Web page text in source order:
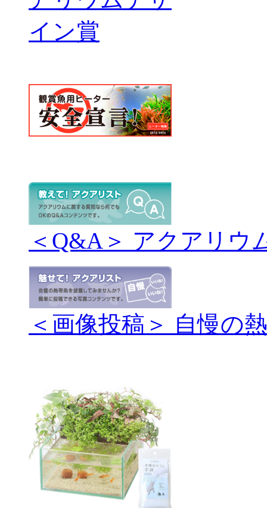
＜Q&A＞ アクアリウ
＜画像投稿＞ 自慢の